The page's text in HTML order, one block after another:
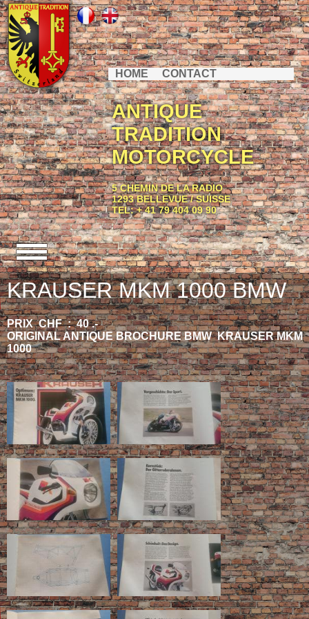
HOME CONTACT
ANTIQUE
TRADITION
MOTORCYCLE
5 CHEMIN DE LA RADIO
1293 BELLEVUE / SUISSE
TEL: + 41 79 404 09 90
KRAUSER MKM 1000 BMW
PRIX CHF : 40 .-
ORIGINAL ANTIQUE BROCHURE BMW KRAUSER MKM
1000